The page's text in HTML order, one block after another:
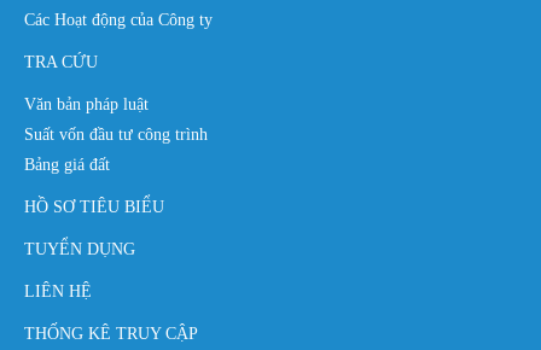
Các Hoạt động của Công ty
TRA CỨU
Văn bản pháp luật
Suất vốn đầu tư công trình
Bảng giá đất
HỒ SƠ TIÊU BIỂU
TUYỂN DỤNG
LIÊN HỆ
THỐNG KÊ TRUY CẬP